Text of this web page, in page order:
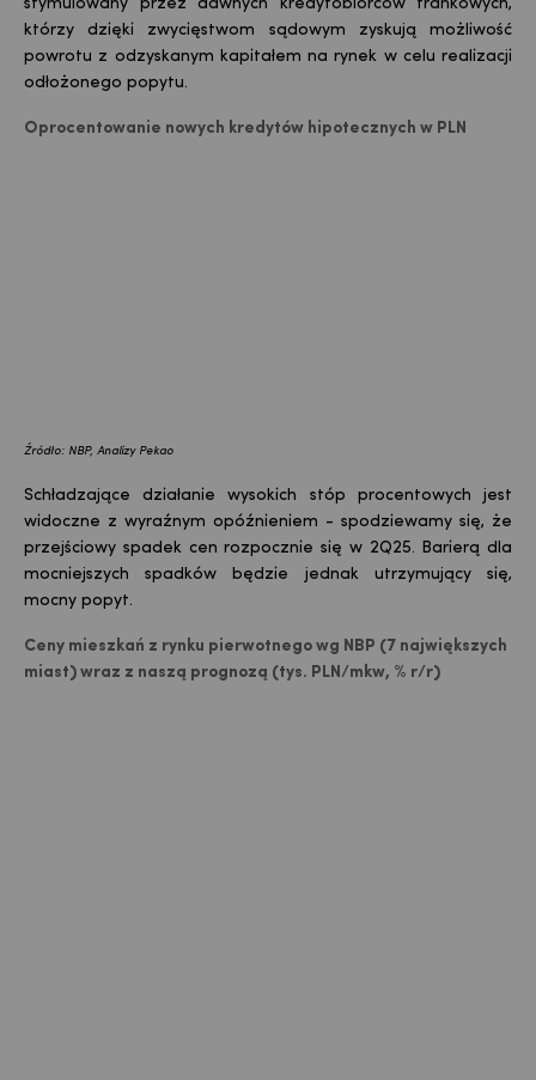
stymulowany przez dawnych kredytobiorców frankowych,
którzy dzięki zwycięstwom sądowym zyskują możliwość
powrotu z odzyskanym kapitałem na rynek w celu realizacji
odłożonego popytu.
Oprocentowanie nowych kredytów hipotecznych w PLN
Źródło: NBP, Analizy Pekao
Schładzające działanie wysokich stóp procentowych jest
widoczne z wyraźnym opóźnieniem - spodziewamy się, że
przejściowy spadek cen rozpocznie się w 2Q25. Barierą dla
mocniejszych spadków będzie jednak utrzymujący się,
mocny popyt.
Ceny mieszkań z rynku pierwotnego wg NBP (7 największych
miast) wraz z naszą prognozą (tys. PLN/mkw, % r/r)